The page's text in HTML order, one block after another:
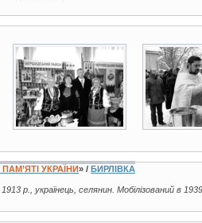
2 фото 3 фото
УКРАЇНИ» / БИРЛІВКА
1913 р., українець, селянин. Мобілізований в